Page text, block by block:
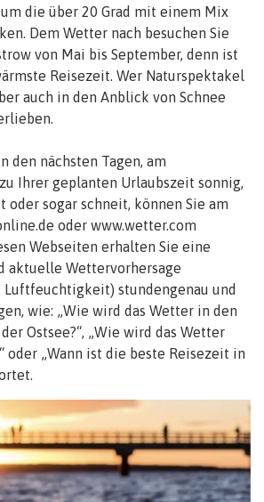
die über 20 Grad mit einem Mix
Dem Wetter nach besuchen Sie
von Mai bis September, denn ist
Reisezeit. Wer Naturspektakel
auch in den Anblick von Schnee
den nächsten Tagen, am
Ihrer geplanten Urlaubszeit sonnig,
oder sogar schneit, können Sie am
oder www.wetter.com
Webseiten erhalten Sie eine
aktuelle Wettervorhersage
Luftfeuchtigkeit) stundengenau und
wie: „Wie wird das Wetter in den
Ostsee?“, „Wie wird das Wetter
oder „Wann ist die beste Reisezeit in